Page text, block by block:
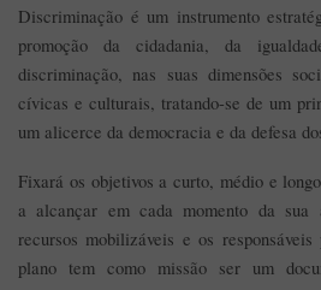
Discriminação é um instrumento
promoção da cidadania, da
discriminação, nas suas dimensões
cívicas e culturais, tratando-se de um
um alicerce da democracia e da defesa
Fixará os objetivos a curto, médio e
a alcançar em cada momento da sua
recursos mobilizáveis e os
plano tem como missão ser um